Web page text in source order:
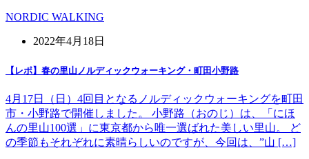
NORDIC WALKING
2022年4月18日
【レポ】春の里山ノルディックウォーキング・町田小野路
4月17日（日）4回目となるノルディックウォーキングを町田
市・小野路で開催しました。 小野路（おのじ）は、「にほ
んの里山100選」に東京都から唯一選ばれた美しい里山。 ど
の季節もそれぞれに素晴らしいのですが、今回は、”山 […]